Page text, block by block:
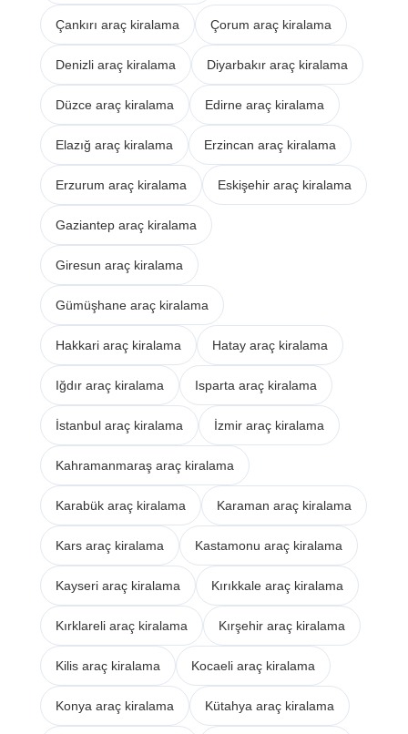
Çankırı araç kiralama Çorum araç kiralama
Denizli araç kiralama Diyarbakır araç kiralama
Düzce araç kiralama Edirne araç kiralama
Elazığ araç kiralama Erzincan araç kiralama
Erzurum araç kiralama Eskişehir araç kiralama
Gaziantep araç kiralama
Giresun araç kiralama
Gümüşhane araç kiralama
Hakkari araç kiralama Hatay araç kiralama
Iğdır araç kiralama Isparta araç kiralama
İstanbul araç kiralama İzmir araç kiralama
Kahramanmaraş araç kiralama
Karabük araç kiralama Karaman araç kiralama
Kars araç kiralama Kastamonu araç kiralama
Kayseri araç kiralama Kırıkkale araç kiralama
Kırklareli araç kiralama Kırşehir araç kiralama
Kilis araç kiralama Kocaeli araç kiralama
Konya araç kiralama Kütahya araç kiralama